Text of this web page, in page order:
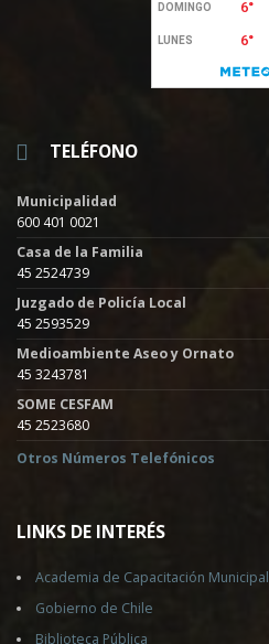
TELÉFONO
Municipalidad
600 401 0021
Casa de la Familia
45 2524739
Juzgado de Policía Local
45 2593529
Medioambiente Aseo y Ornato
45 3243781
SOME CESFAM
45 2523680
Otros Números Telefónicos
LINKS DE INTERÉS
Academia de Capacitación Municipal
Gobierno de Chile
Biblioteca Pública